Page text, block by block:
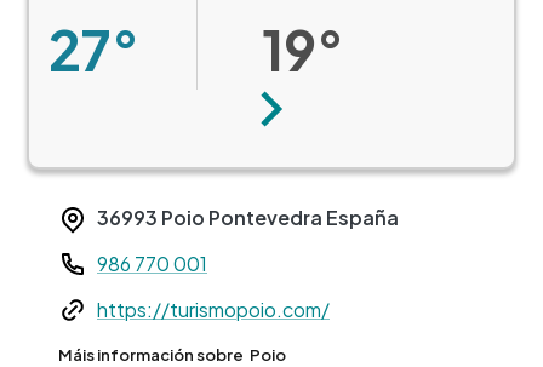
27° 19°
Seguinte
36993 Poio Pontevedra España
Teléfono
986 770 001
Webhttps://turismopoio.com/
Máis información sobre Poio